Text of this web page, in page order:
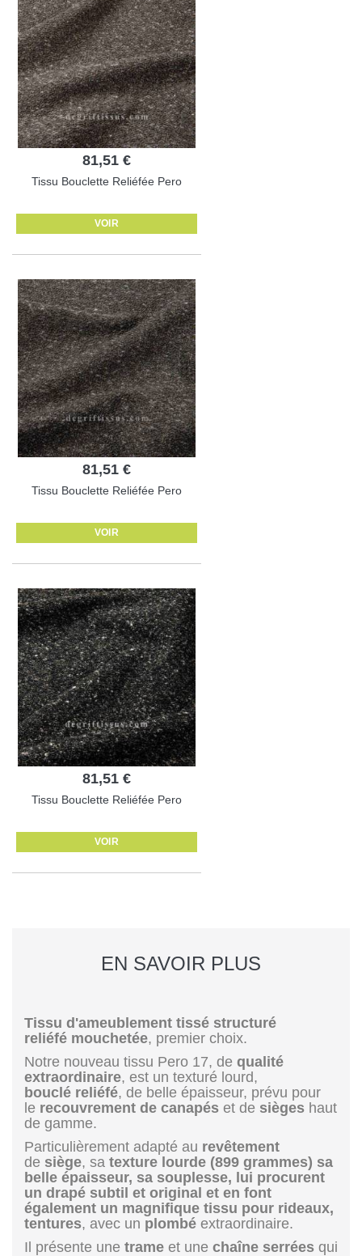
81,51 €
Tissu Bouclette Reliéfée Pero
VOIR
81,51 €
Tissu Bouclette Reliéfée Pero
VOIR
81,51 €
Tissu Bouclette Reliéfée Pero
VOIR
EN SAVOIR PLUS
Tissu d'ameublement tissé structuré
reliéfé mouchetée, premier choix.
Notre nouveau tissu Pero 17, de qualité
extraordinaire, est un texturé lourd,
bouclé reliéfé, de belle épaisseur, prévu pour
le recouvrement de canapés et de sièges haut
de gamme.
Particulièrement adapté au revêtement
de siège, sa texture lourde (899 grammes) sa
belle épaisseur, sa souplesse, lui procurent
un drapé subtil et original et en font
également un magnifique tissu pour rideaux,
tentures, avec un plombé extraordinaire.
Il présente une trame et une chaîne serrées qui